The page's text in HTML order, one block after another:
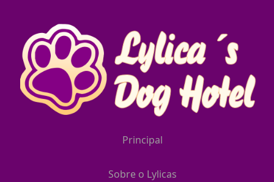
Principal
Sobre o Lylicas